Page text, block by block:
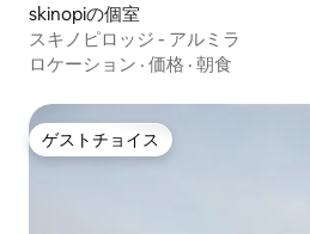
skinopiの個室
スキノピロッジ - アルミラ
ロケーション · 価格 · 朝食
ゲストチョイス
ゲストチョイス